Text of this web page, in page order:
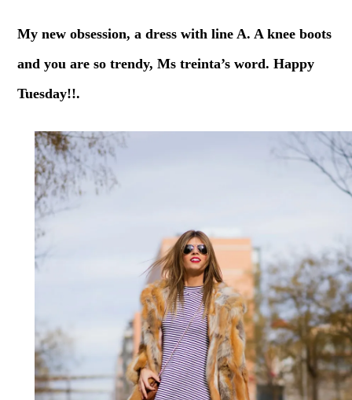
My new obsession, a dress with line A. A knee boots
and you are so trendy, Ms treinta’s word. Happy
Tuesday!!.